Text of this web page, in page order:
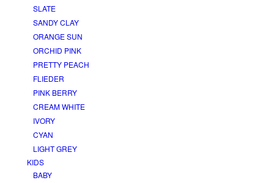
SLATE
SANDY CLAY
ORANGE SUN
ORCHID PINK
PRETTY PEACH
FLIEDER
PINK BERRY
CREAM WHITE
IVORY
CYAN
LIGHT GREY
KIDS
BABY